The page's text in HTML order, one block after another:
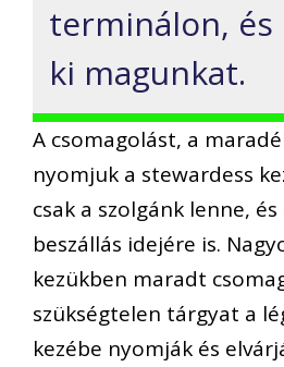
terminálon, és
ki magunkat.
A csomagolást, a
nyomjuk a stewardess
csak a szolgánk lenne, és
beszállás idejére is.
kezükben maradt
szükségtelen tárgyat a
kezébe nyomják és